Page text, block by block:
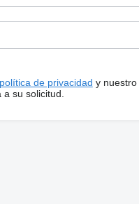
política de privacidad y nuestro
su solicitud.